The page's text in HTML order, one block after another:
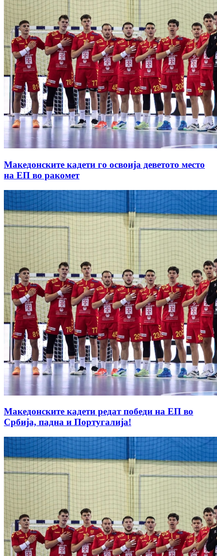
Македонските кадети го освоија деветото место
на ЕП во ракомет
Македонските кадети редат победи на ЕП во
Србија, падна и Португалија!